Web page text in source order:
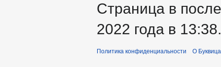
Страница в
2022 года в 13:38.
Политика конфиденциальности О Буквица